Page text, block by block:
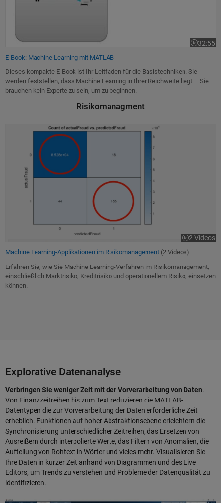
32:55
Dauer
E-Book: Machine Learning mit MATLAB
Dieses kompakte E-Book ist Ihr Leitfaden für die Basistechniken. Sie
werden feststellen, dass Machine Learning in Ihrer Reichweite liegt – Sie
brauchen kein Experte zu sein, um zu beginnen.
Risikomanagment
Machine Learning-Applikationen im Risikomanagement
2 Videos
Machine Learning-Applikationen im Risikomanagement(2 Videos)
Erfahren Sie, wie Sie Machine Learning-Verfahren im Risikomanagement,
einschließlich Marktrisiko, Kreditrisiko und operationellem Risiko, einsetzen
können.
Explorative Datenanalyse
Verbringen Sie weniger Zeit mit der Vorverarbeitung von Daten.
Von Finanzzeitreihen bis zum Text reduzieren die MATLAB-
Datentypen die zur Vorverarbeitung der Daten erforderliche Zeit
erheblich. Funktionen auf hoher Abstraktionsebene erleichtern die
Synchronisierung unterschiedlicher Zeitreihen, das Ersetzen von
Ausreißern durch interpolierte Werte, das Filtern von Anomalien, die
Aufteilung von Rohtext in Wörter und vieles mehr. Visualisieren Sie
Ihre Daten in kurzer Zeit anhand von Diagrammen und des Live
Editors, um Trends zu verstehen und Probleme der Datenqualität zu
identifizieren.